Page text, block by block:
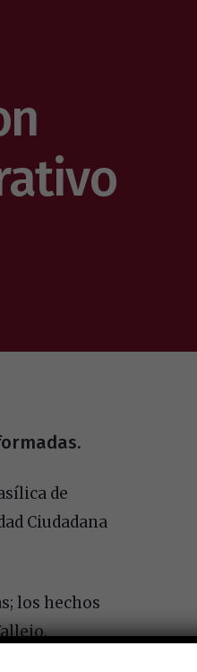
de
Ciudadana
los hechos